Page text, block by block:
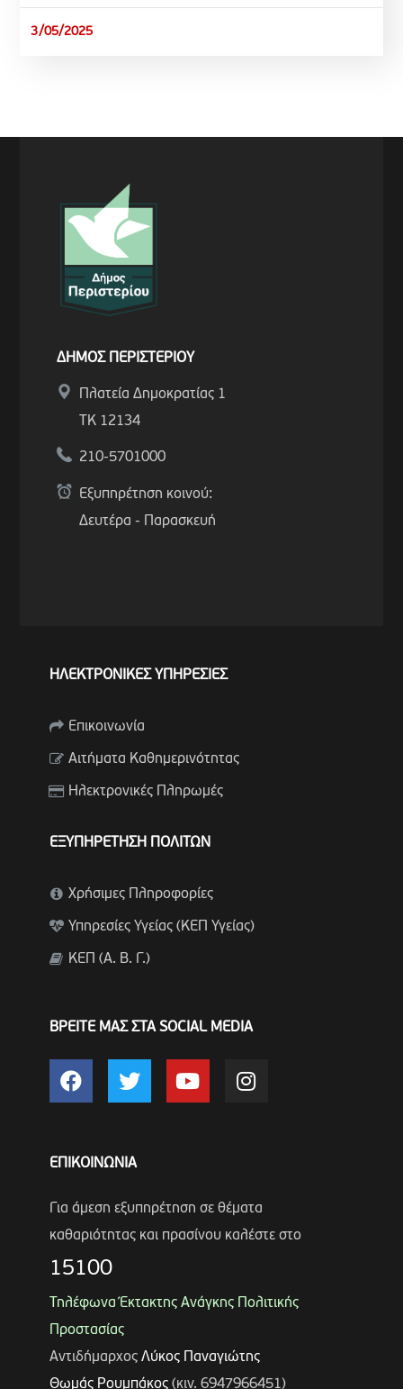
3/05/2025
ΔΗΜΟΣ ΠΕΡΙΣΤΕΡΙΟΥ
Πλατεία Δημοκρατίας 1
ΤΚ 12134
210-5701000
Εξυπηρέτηση κοινού:
Δευτέρα - Παρασκευή
ΗΛΕΚΤΡΟΝΙΚΕΣ ΥΠΗΡΕΣΙΕΣ
Επικοινωνία
Αιτήματα Καθημερινότητας
Ηλεκτρονικές Πληρωμές
ΕΞΥΠΗΡΕΤΗΣΗ ΠΟΛΙΤΩΝ
Χρήσιμες Πληροφορίες
Υπηρεσίες Υγείας (ΚΕΠ Υγείας)
ΚΕΠ (Α. Β. Γ.)
ΒΡΕΙΤΕ ΜΑΣ ΣΤΑ SOCIAL MEDIA
ΕΠΙΚΟΙΝΩΝΙΑ
Για άμεση εξυπηρέτηση σε θέματα
καθαριότητας και πρασίνου καλέστε στο
15100
Τηλέφωνα Έκτακτης Ανάγκης Πολιτικής
Προστασίας
Αντιδήμαρχος Λύκος Παναγιώτης
Θωμάς Ρουμπάκος(κιν. 6947966451)